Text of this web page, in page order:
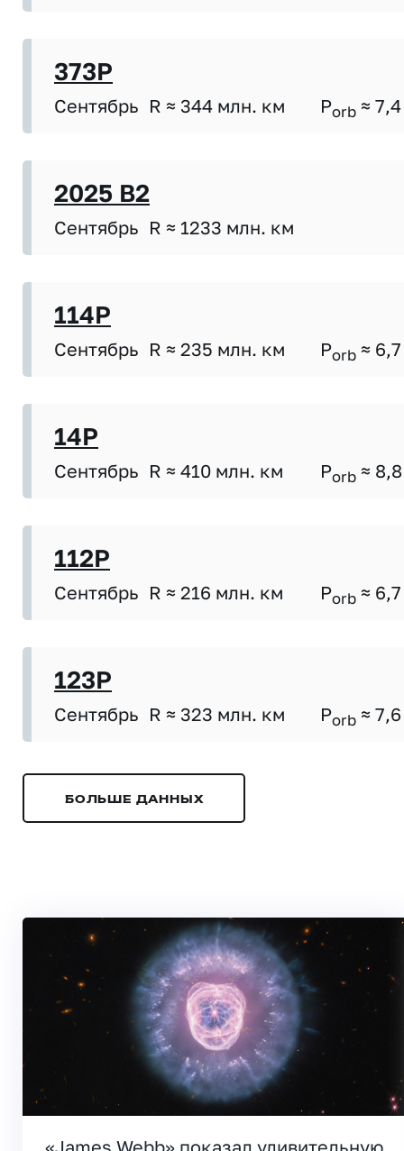
373P
Сентябрь R ≈ 344 млн. км Porb ≈ 7,4
2025 B2
Сентябрь R ≈ 1233 млн. км
114P
Сентябрь R ≈ 235 млн. км Porb ≈ 6,7
14P
Сентябрь R ≈ 410 млн. км Porb ≈ 8,8
112P
Сентябрь R ≈ 216 млн. км Porb ≈ 6,7
123P
Сентябрь R ≈ 323 млн. км Porb ≈ 7,6
БОЛЬШЕ ДАННЫХ
«James Webb» показал удивительную